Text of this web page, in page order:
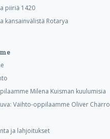
piiriä 1420
kansainvälistä Rotarya
Milena Kuisman kuulumisia
Vaihto-oppilaamme Oliver Charro
ja lahjoitukset